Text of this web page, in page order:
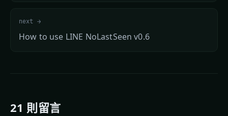
next →
How to use LINE NoLastSeen v0.6
21 則留言